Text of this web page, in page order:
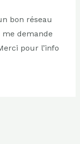
bon réseau
demande
pour l’info